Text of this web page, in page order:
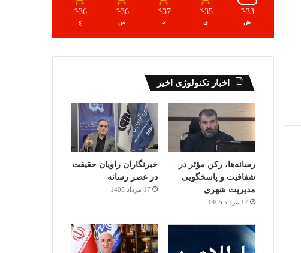
33
℃
ش
35
℃
ی
37
℃
د
36
℃
س
36
℃
چ
اخبار تکنولوژی اخیر
رسانه‌ها، رکن مؤثر در
شفافیت و پاسخگویی
مدیریت شهری
17 مرداد 1405
خبرنگاران راویان حقیقت
در عصر رسانه
17 مرداد 1405